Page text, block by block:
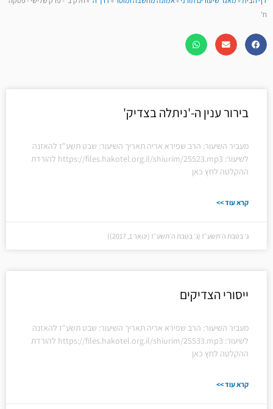
ח'
בירור ענין ה-'ניתלה בצדיק'
מעביר השיעור: הרב שפירא אריה תאריך השיעור: שבט תשע"ז להאזנה
לשיעור: https://files.hakotel.org.il/shiurim/25523.mp3 להורדת
ההקלטה לחץ כאן
קרא עוד >>
ג׳ בטבת ה׳תשע״ז (ג׳ בטבת ה׳תשע״ז (ינואר 1, 2017))
ייסורי הצדיקים
מעביר השיעור: הרב שפירא אריה תאריך השיעור: שבט תשע"ז להאזנה
לשיעור: https://files.hakotel.org.il/shiurim/25533.mp3 להורדת
ההקלטה לחץ כאן
קרא עוד >>